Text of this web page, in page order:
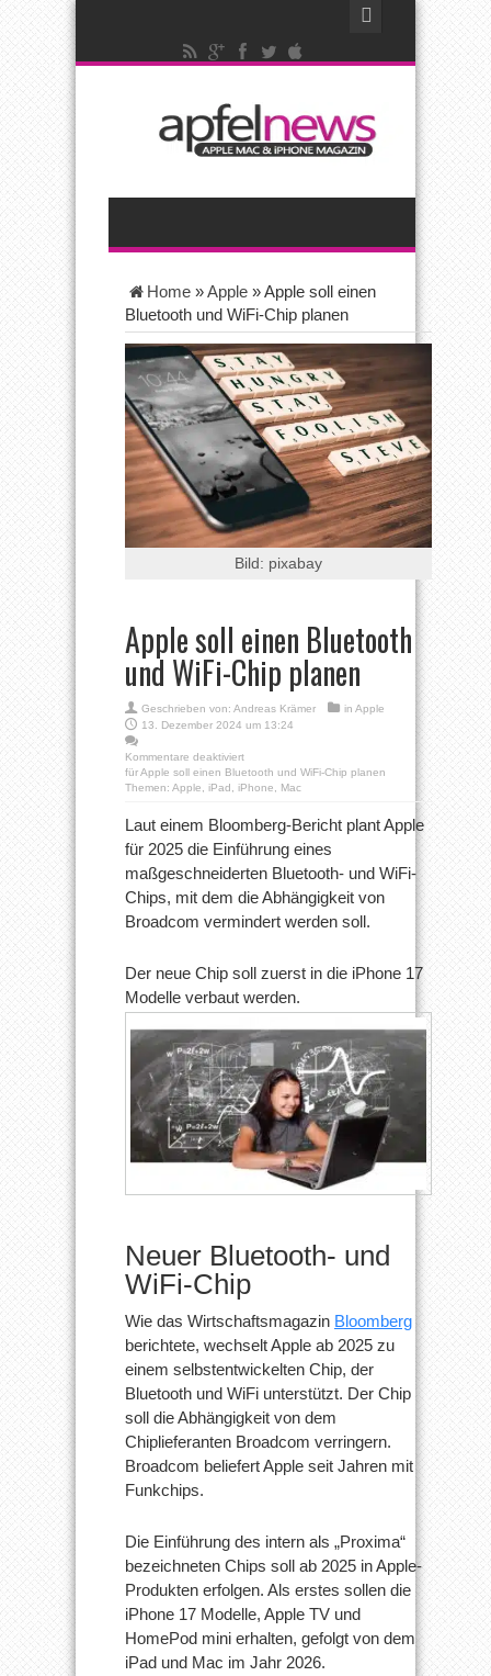
Home »Apple »Apple soll einen
Bluetooth und WiFi-Chip planen
Bild: pixabay
Apple soll einen Bluetooth
und WiFi-Chip planen
Geschrieben von: Andreas Krämer in Apple
13. Dezember 2024 um 13:24
Kommentare deaktiviert
für Apple soll einen Bluetooth und WiFi-Chip planen
Themen: Apple iPad iPhone Mac
Laut einem Bloomberg-Bericht plant Apple
für 2025 die Einführung eines
maßgeschneiderten Bluetooth- und WiFi-
Chips, mit dem die Abhängigkeit von
Broadcom vermindert werden soll.
Der neue Chip soll zuerst in die iPhone 17
Modelle verbaut werden.
Neuer Bluetooth- und
WiFi-Chip
Wie das Wirtschaftsmagazin Bloomberg
berichtete, wechselt Apple ab 2025 zu
einem selbstentwickelten Chip, der
Bluetooth und WiFi unterstützt. Der Chip
soll die Abhängigkeit von dem
Chiplieferanten Broadcom verringern.
Broadcom beliefert Apple seit Jahren mit
Funkchips.
Die Einführung des intern als „Proxima“
bezeichneten Chips soll ab 2025 in Apple-
Produkten erfolgen. Als erstes sollen die
iPhone 17 Modelle, Apple TV und
HomePod mini erhalten, gefolgt von dem
iPad und Mac im Jahr 2026.